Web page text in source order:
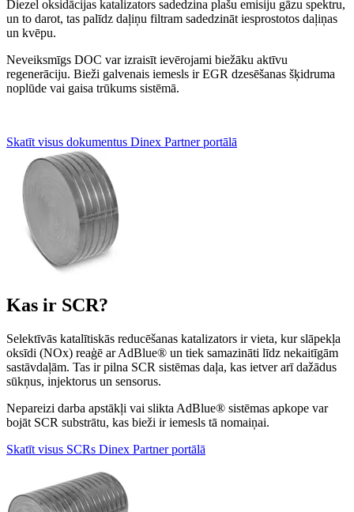
Diezel oksidācijas katalizators sadedzina plašu emisiju gāzu spektru,
un to darot, tas palīdz daļiņu filtram sadedzināt iesprostotos daļiņas
un kvēpu.
Neveiksmīgs DOC var izraisīt ievērojami biežāku aktīvu
regenerāciju. Bieži galvenais iemesls ir EGR dzesēšanas šķidruma
noplūde vai gaisa trūkums sistēmā.
Skatīt visus dokumentus Dinex Partner portālā
Kas ir SCR?
Selektīvās katalītiskās reducēšanas katalizators ir vieta, kur slāpekļa
oksīdi (NOx) reaģē ar AdBlue® un tiek samazināti līdz nekaitīgām
sastāvdaļām. Tas ir pilna SCR sistēmas daļa, kas ietver arī dažādus
sūkņus, injektorus un sensorus.
Nepareizi darba apstākļi vai slikta AdBlue® sistēmas apkope var
bojāt SCR substrātu, kas bieži ir iemesls tā nomaiņai.
Skatīt visus SCRs Dinex Partner portālā